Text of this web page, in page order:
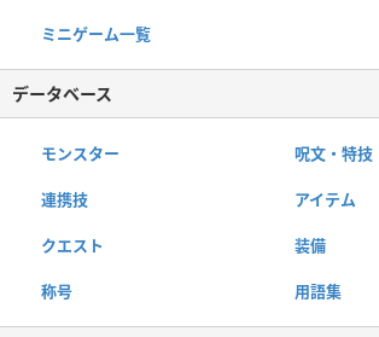
ミニゲーム一覧
データベース
モンスター 呪文・特技
連携技 アイテム
クエスト 装備
称号 用語集